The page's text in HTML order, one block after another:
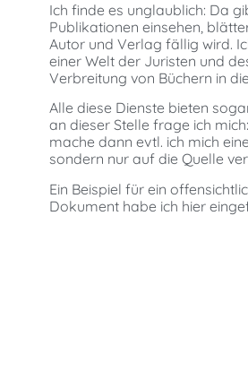
Ich finde es unglaublich: Da
Publikationen einsehen,
Autor und Verlag fällig wird.
einer Welt der Juristen und
Verbreitung von Büchern in
Alle diese Dienste bieten
an dieser Stelle frage ich
mache dann evtl. ich mich
sondern nur auf die Quelle
Ein Beispiel für ein
Dokument habe ich hier